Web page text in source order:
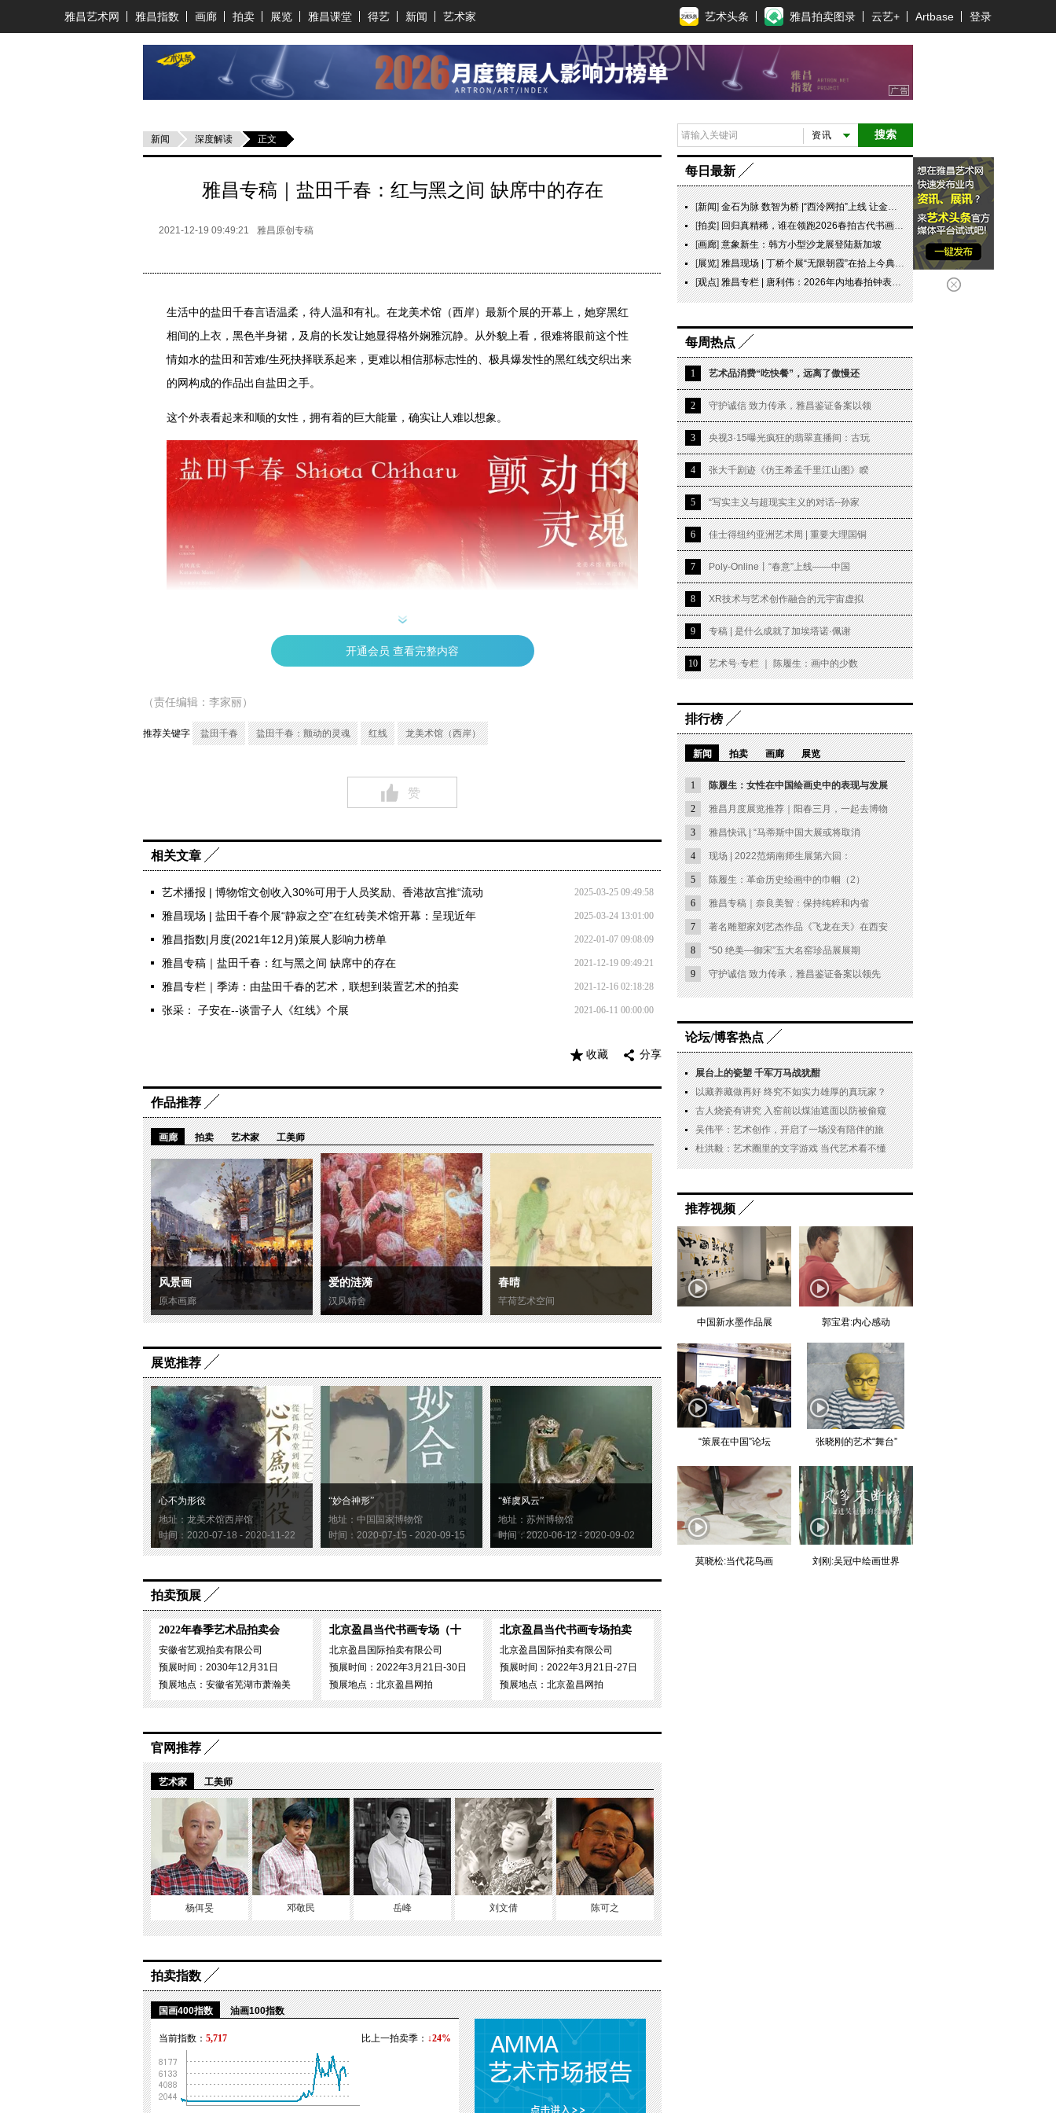
雅昌艺术网 雅昌指数 画廊 拍卖 展览 雅昌课堂 得艺 新闻 艺术家 艺术头条 雅昌拍卖图录 云艺+ Artbase 登录
新闻 深度解读 正文
雅昌专稿｜盐田千春：红与黑之间 缺席中的存在
2021-12-19 09:49:21 雅昌原创专稿
生活中的盐田千春言语温柔，待人温和有礼。在龙美术馆（西岸）最新个展的开幕上，她穿黑红
相间的上衣，黑色半身裙，及肩的长发让她显得格外娴雅沉静。从外貌上看，很难将眼前这个性
情如水的盐田和苦难/生死抉择联系起来，更难以相信那标志性的、极具爆发性的黑红线交织出来
的网构成的作品出自盐田之手。
这个外表看起来和顺的女性，拥有着的巨大能量，确实让人难以想象。
展览海报
选出艺术家1990年代至今的作品约80件，以数件巨型装置为主，同时包含丰富的雕塑、影像、绘
画、舞台设计相关图稿等。这将是艺术家迄今为止最大规模个展继2019年在日本东京开启后，首
艺术的开端：绘画与行为的尝试
“我将来想作为艺术家存在于世，除此之外我不想干任何事”，12岁的盐田千春立下了如此愿望，并
通过绘画训练在大学时进入了京都精华大学油画室。
展览现场图：“盐田千春：颤动的灵魂”，龙美术馆（西岸馆），上海，2021，摄影：Shaunley
© 德国波恩VG Bild-Kunst图片和盐田千春
大学一年级的盐田便发现，自己所能选择任何事物作为主体，创作一幅抽象画对她来说仍是一种
挑战。她目光所见的只有颜色，而创作工作中的滚滚热情，却只能深深隐藏在画作中，终从视野
绘画题材，但却再也无法忍耐她正在创作的轻浮之物。1992年，盐田创作了自己的最后一幅油
画，名为《无题》。随后，她便将滚滚的创作热情，投射在行为艺术中。
1994年大二时，盐田态度鲜明的行为作品《成为绘画》便是她渴望挣脱枷锁的呐喊，她用红色的
涂料泼向了自己和身后的画布，让自己和画布在某个视角中融为一体。这一学生时期的创作方式
并很难谈得上学术意义，她只是通过此方式去呈现出那半年迷茫时光中的痛苦，以及那段时间对
艺术和艺术家身与社会、生活间关系的思考。
开通会员 查看完整内容
（责任编辑：李家丽）
推荐关键字 盐田千春 盐田千春：颤动的灵魂 红线 龙美术馆（西岸）
赞
相关文章
2025-03-25 09:49:58
艺术播报 | 博物馆文创收入30%可用于人员奖励、香港故宫推“流动
2025-03-24 13:01:00
雅昌现场 | 盐田千春个展“静寂之空”在红砖美术馆开幕：呈现近年
2022-01-07 09:08:09
雅昌指数|月度(2021年12月)策展人影响力榜单
2021-12-19 09:49:21
雅昌专稿｜盐田千春：红与黑之间 缺席中的存在
2021-12-16 02:18:28
雅昌专栏｜季涛：由盐田千春的艺术，联想到装置艺术的拍卖
2021-06-11 00:00:00
张采： 子安在--谈雷子人《红线》个展
分享
收藏
作品推荐
画廊 拍卖 艺术家 工美师
风景画
原本画廊
爱的涟漪
汉风精舍
春晴
芊荷艺术空间
展览推荐
心不为形役
地址：龙美术馆西岸馆
时间：2020-07-18 - 2020-11-22
“妙合神形”
地址：中国国家博物馆
时间：2020-07-15 - 2020-09-15
“鲜虞风云”
地址：苏州博物馆
时间：2020-06-12 - 2020-09-02
拍卖预展
2022年春季艺术品拍卖会
安徽省艺观拍卖有限公司
预展时间：2030年12月31日
预展地点：安徽省芜湖市萧瀚美
北京盈昌当代书画专场（十
北京盈昌国际拍卖有限公司
预展时间：2022年3月21日-30日
预展地点：北京盈昌网拍
北京盈昌当代书画专场拍卖
北京盈昌国际拍卖有限公司
预展时间：2022年3月21日-27日
预展地点：北京盈昌网拍
官网推荐
艺术家 工美师
杨佴旻 邓敬民 岳峰 刘文倩 陈可之
拍卖指数
国画400指数 油画100指数
比上一拍卖季： ↓24%
当前指数： 5,717
搜索
资讯
每日最新
[新闻]金石为脉 数智为桥 |“西泠网拍”上线 让金石文脉触手可及
[拍卖]回归真精稀，谁在领跑2026春拍古代书画市场？
[画廊]意象新生：韩方小型沙龙展登陆新加坡
[展览]雅昌现场 | 丁桥个展“无限朝霞”在拾上今典艺术中心开幕
[观点]雅昌专栏 | 唐利伟：2026年内地春拍钟表市场观察 赛道重构、圈层分化与收藏逻辑迭代
每周热点
1 艺术品消费“吃快餐”，远离了傲慢还
2 守护诚信 致力传承，雅昌鉴证备案以领
3 央视3·15曝光疯狂的翡翠直播间：古玩
4 张大千剧迹《仿王希孟千里江山图》睽
5 “写实主义与超现实主义的对话--孙家
6 佳士得纽约亚洲艺术周 | 重要大理国铜
7 Poly-Online丨“春意”上线——中国
8 XR技术与艺术创作融合的元宇宙虚拟
9 专稿 | 是什么成就了加埃塔诺·佩谢
10 艺术号·专栏 ｜ 陈履生：画中的少数
排行榜
新闻 拍卖 画廊 展览
1 陈履生：女性在中国绘画史中的表现与发展
2 雅昌月度展览推荐｜阳春三月，一起去博物
3 雅昌快讯 | “马蒂斯中国大展或将取消
4 现场 | 2022范炳南师生展第六回：
5 陈履生：革命历史绘画中的巾帼（2）
6 雅昌专稿｜奈良美智：保持纯粹和内省
7 著名雕塑家刘艺杰作品《飞龙在天》在西安
8 “50 绝美—御宋”五大名窑珍品展展期
9 守护诚信 致力传承，雅昌鉴证备案以领先
论坛/博客热点
展台上的瓷塑 千军万马战犹酣
以藏养藏做再好 终究不如实力雄厚的真玩家？
古人烧瓷有讲究 入窑前以煤油遮面以防被偷窥
吴伟平：艺术创作，开启了一场没有陪伴的旅
杜洪毅：艺术圈里的文字游戏 当代艺术看不懂
推荐视频
中国新水墨作品展 郭宝君:内心感动
“策展在中国”论坛 张晓刚的艺术“舞台”
莫晓松:当代花鸟画 刘刚:吴冠中绘画世界